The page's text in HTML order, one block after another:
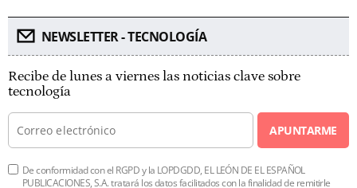
NEWSLETTER - TECNOLOGÍA
Recibe de lunes a viernes las noticias clave sobre
tecnología
APUNTARME
De conformidad con el RGPD y la LOPDGDD, EL LEÓN DE EL ESPAÑOL
PUBLICACIONES, S.A. tratará los datos facilitados con la finalidad de remitirle